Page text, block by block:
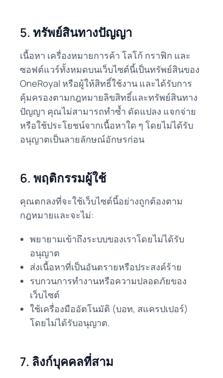
5. ทรัพย์สินทางปัญญา
เนื้อหา เครื่องหมายการค้า โลโก้ กราฟิก และ
ซอฟต์แวร์ทั้งหมดบนเว็บไซต์นี้เป็นทรัพย์สินของ
OneRoyal หรือผู้ให้สิทธิ์ใช้งาน และได้รับการ
คุ้มครองตามกฎหมายลิขสิทธิ์และทรัพย์สินทาง
ปัญญา คุณไม่สามารถทำซ้ำ ดัดแปลง แจกจ่าย
หรือใช้ประโยชน์จากเนื้อหาใด ๆ โดยไม่ได้รับ
อนุญาตเป็นลายลักษณ์อักษรก่อน
6. พฤติกรรมผู้ใช้
คุณตกลงที่จะใช้เว็บไซต์นี้อย่างถูกต้องตาม
กฎหมายและจะไม่:
พยายามเข้าถึงระบบของเราโดยไม่ได้รับ
อนุญาต
ส่งเนื้อหาที่เป็นอันตรายหรือประสงค์ร้าย
รบกวนการทำงานหรือความปลอดภัยของ
เว็บไซต์
ใช้เครื่องมืออัตโนมัติ (บอท, สแครปเปอร์)
โดยไม่ได้รับอนุญาต.
7. ลิงก์บุคคลที่สาม